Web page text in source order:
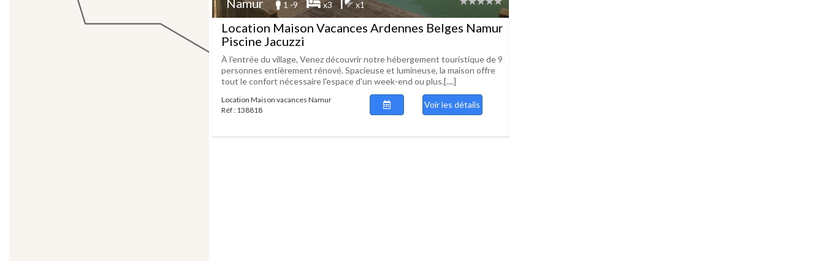
Namur 1 -9 x3 x1
Location Maison Vacances Ardennes Belges Namur
Piscine Jacuzzi
À l'entrée du village, Venez découvrir notre hébergement touristique de 9
personnes entièrement rénové. Spacieuse et lumineuse, la maison offre
tout le confort nécessaire l'espace d'un week-end ou plus.[....]
Location Maison vacances Namur
Réf : 138818
Voir les détails